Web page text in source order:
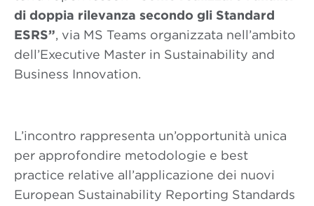
di doppia rilevanza secondo gli Standard
ESRS”, via MS Teams organizzata nell’ambito
dell’Executive Master in Sustainability and
Business Innovation.
L’incontro rappresenta un’opportunità unica
per approfondire metodologie e best
practice relative all’applicazione dei nuovi
European Sustainability Reporting Standards